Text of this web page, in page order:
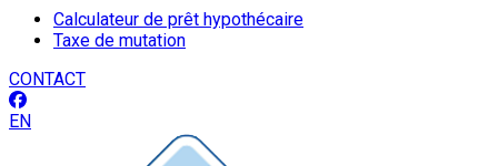
Calculateur de prêt hypothécaire
Taxe de mutation
CONTACT
EN